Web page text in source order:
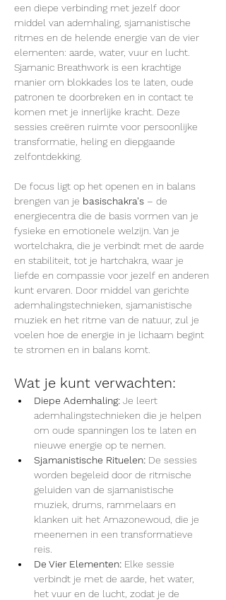
een diepe verbinding met jezelf door
middel van ademhaling, sjamanistische
ritmes en de helende energie van de vier
elementen: aarde, water, vuur en lucht.
Sjamanic Breathwork is een krachtige
manier om blokkades los te laten, oude
patronen te doorbreken en in contact te
komen met je innerlijke kracht. Deze
sessies creëren ruimte voor persoonlijke
transformatie, heling en diepgaande
zelfontdekking.
De focus ligt op het openen en in balans
brengen van je basischakra's – de
energiecentra die de basis vormen van je
fysieke en emotionele welzijn. Van je
wortelchakra, die je verbindt met de aarde
en stabiliteit, tot je hartchakra, waar je
liefde en compassie voor jezelf en anderen
kunt ervaren. Door middel van gerichte
ademhalingstechnieken, sjamanistische
muziek en het ritme van de natuur, zul je
voelen hoe de energie in je lichaam begint
te stromen en in balans komt.
Wat je kunt verwachten:
Diepe Ademhaling: Je leert
ademhalingstechnieken die je helpen
om oude spanningen los te laten en
nieuwe energie op te nemen.
Sjamanistische Rituelen: De sessies
worden begeleid door de ritmische
geluiden van de sjamanistische
muziek, drums, rammelaars en
klanken uit het Amazonewoud, die je
meenemen in een transformatieve
reis.
De Vier Elementen: Elke sessie
verbindt je met de aarde, het water,
het vuur en de lucht, zodat je de